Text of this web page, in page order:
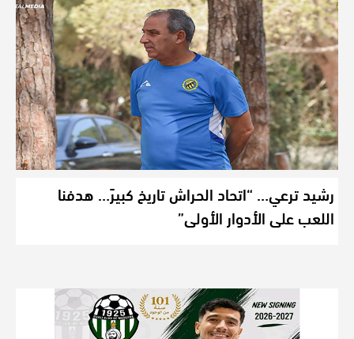
رشيد ترعي… “اتحاد الحراش تاريخ كبيرً… هدفنا
اللعب على الأدوار الأولى”